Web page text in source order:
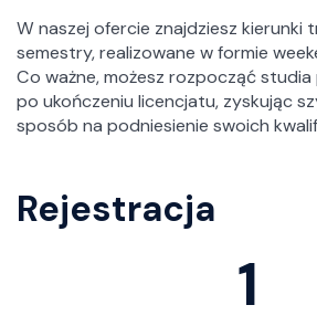
W naszej ofercie znajdziesz kierunki
semestry, realizowane w formie
Co ważne, możesz rozpocząć
po ukończeniu licencjatu, zyskując
sposób na podniesienie swoich
Rejestracja
1